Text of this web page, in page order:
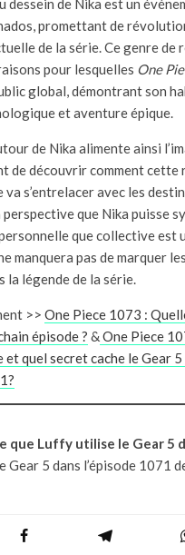
dessein de Nika est un
promettant de
de la série. Ce genre de
pour lesquelles One
global, démontrant son
et aventure épique.
de Nika alimente ainsi
de découvrir comment cette
s’entrelacer avec les
perspective que Nika puisse
que collective est
manquera pas de marquer
la légende de la série.
>> One Piece 1073 :
épisode ? &One Piece
quel secret cache le Gear
que Luffy utilise le Gear 5
5 dans l’épisode 1071
dans l’épisode 1076 de One